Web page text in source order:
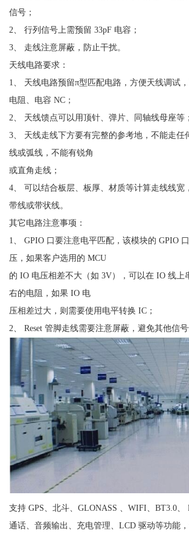
信号；
2、 行列信号上需预留 33pF 电容；
3、 走线注意屏蔽，防止干扰。
天线电路要求：
1、 天线电路预留π型匹配电路，方便天线调试
电阻、电容 NC；
2、 天线馈点可以用顶针、弹片、同轴线母座等；
3、 天线走线下方要有完整的参考地，不能走任
线或弧线，不能有锐角
或直角走线；
4、 可以结合板层、板厚、材质等计算走线线宽
带线或带状线。
其它电路注意事项：
1、 GPIO 口要注意电平匹配，该模块的 GPIO
压，如果客户选用的 MCU
的 IO 电压相差不大（如 3V），可以在 IO 线上
右的电阻，如果 IO 电
压相差过大，则需要使用电平转换 IC；
2、 Reset 管脚走线需要注意屏蔽，避免其他信
支持 GPS、北斗、GLONASS 、WIFI、BT3.0、
通话、音频输出、充电管理、LCD 驱动等功能